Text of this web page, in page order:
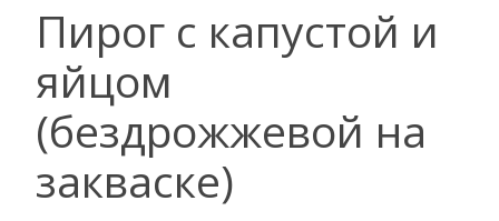
Пирог с капустой и
яйцом
(бездрожжевой на
закваске)